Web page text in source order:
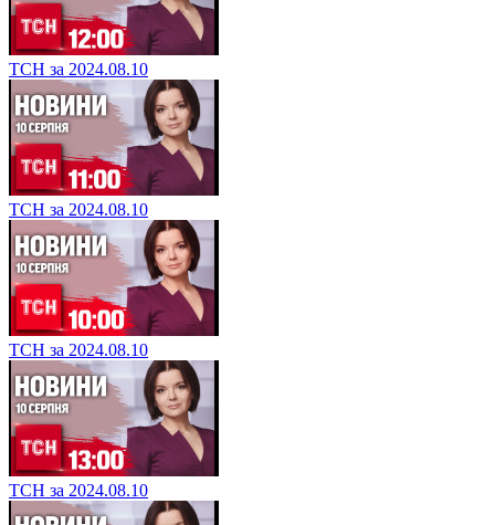
ТСН за 2024.08.10
ТСН за 2024.08.10
ТСН за 2024.08.10
ТСН за 2024.08.10